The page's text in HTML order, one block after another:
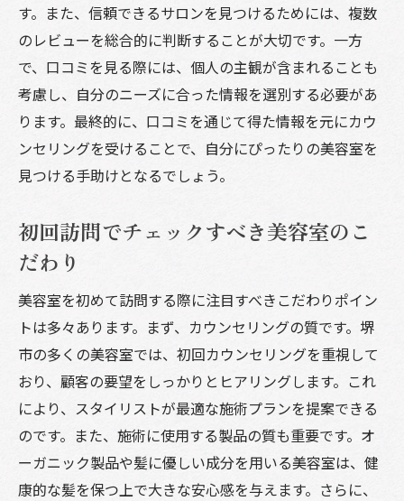
す。また、信頼できるサロンを見つけるためには、複数
のレビューを総合的に判断することが大切です。一方
で、口コミを見る際には、個人の主観が含まれることも
考慮し、自分のニーズに合った情報を選別する必要があ
ります。最終的に、口コミを通じて得た情報を元にカウ
ンセリングを受けることで、自分にぴったりの美容室を
見つける手助けとなるでしょう。
初回訪問でチェックすべき美容室のこ
だわり
美容室を初めて訪問する際に注目すべきこだわりポイン
トは多々あります。まず、カウンセリングの質です。堺
市の多くの美容室では、初回カウンセリングを重視して
おり、顧客の要望をしっかりとヒアリングします。これ
により、スタイリストが最適な施術プランを提案できる
のです。また、施術に使用する製品の質も重要です。オ
ーガニック製品や髪に優しい成分を用いる美容室は、健
康的な髪を保つ上で大きな安心感を与えます。さらに、